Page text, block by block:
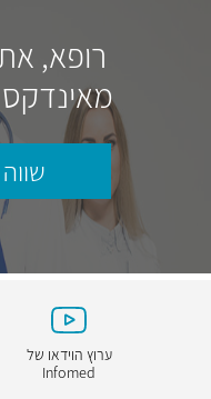
רופא,
ערוץ הוידאו של
Infomed